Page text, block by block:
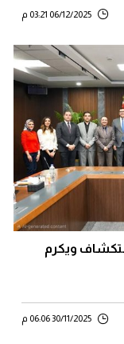
06/12/2025 03:21 م
ويكرم
30/11/2025 06:06 م